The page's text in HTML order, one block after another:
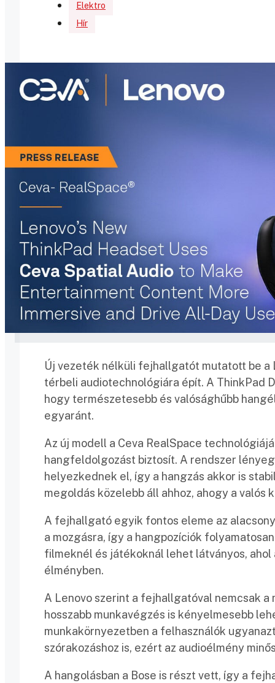
Elektro
Hír
Új vezeték nélküli fejhallgatót mutatott be a
térbeli audiotechnológiára épít. A ThinkPad
hogy természetesebb és valósághűbb
egyaránt.
Az új modell a Ceva RealSpace
hangfeldolgozást biztosít. A rendszer
helyezkednek el, így a hangzás akkor is
megoldás közelebb áll ahhoz, ahogy a
A fejhallgató egyik fontos eleme az
a mozgásra, így a hangpozíciók
filmeknél és játékoknál lehet látványos,
élményben.
A Lenovo szerint a fejhallgatóval nemcsak
hosszabb munkavégzés is kényelmesebb
munkakörnyezetben a felhasználók
szórakozáshoz is, ezért az audioélmény
A hangolásban a Bose is részt vett, így a